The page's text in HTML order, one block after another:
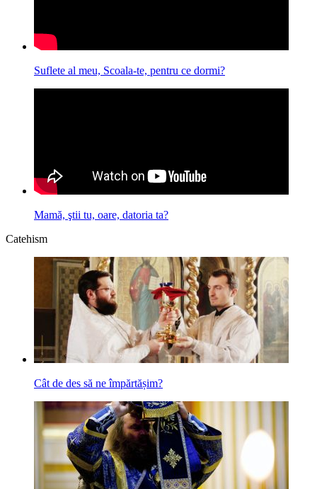
Suflete al meu, Scoala-te, pentru ce dormi?
Mamă, ştii tu, oare, datoria ta?
Catehism
Cât de des să ne împărtășim?